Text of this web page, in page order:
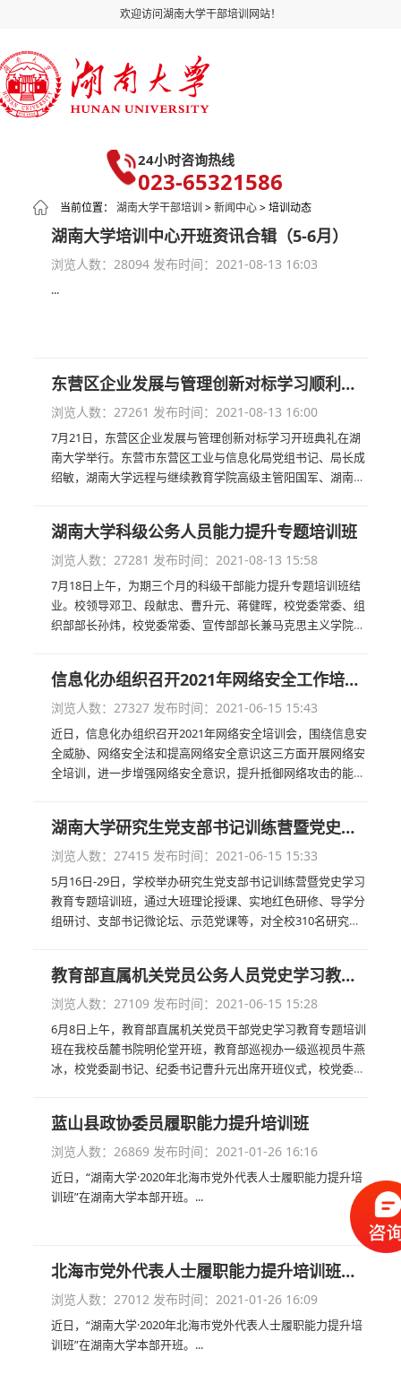
欢迎访问湖南大学干部培训网站！
24小时咨询热线
023-65321586
当前位置： 湖南大学干部培训 >新闻中心> 培训动态
湖南大学培训中心开班资讯合辑（5-6月）
浏览人数：28094 发布时间：2021-08-13 16:03
...
东营区企业发展与管理创新对标学习顺利举行
浏览人数：27261 发布时间：2021-08-13 16:00
7月21日，东营区企业发展与管理创新对标学习开班典礼在湖
南大学举行。东营市东营区工业与信息化局党组书记、局长成
绍敏，湖南大学远程与继续教育学院高级主管阳国军、湖南大
湖南大学科级公务人员能力提升专题培训班
浏览人数：27281 发布时间：2021-08-13 15:58
7月18日上午，为期三个月的科级干部能力提升专题培训班结
业。校领导邓卫、段献忠、曹升元、蒋健晖，校党委常委、组
织部部长孙炜，校党委常委、宣传部部长兼马克思主义学院院
信息化办组织召开2021年网络安全工作培训会
浏览人数：27327 发布时间：2021-06-15 15:43
近日，信息化办组织召开2021年网络安全培训会，围绕信息安
全威胁、网络安全法和提高网络安全意识这三方面开展网络安
全培训，进一步增强网络安全意识，提升抵御网络攻击的能
湖南大学研究生党支部书记训练营暨党史学习教育专题培训班开班
浏览人数：27415 发布时间：2021-06-15 15:33
5月16日-29日，学校举办研究生党支部书记训练营暨党史学习
教育专题培训班，通过大班理论授课、实地红色研修、导学分
组研讨、支部书记微论坛、示范党课等，对全校310名研究生
教育部直属机关党员公务人员党史学习教育专题培训班在我校开班
浏览人数：27109 发布时间：2021-06-15 15:28
6月8日上午，教育部直属机关党员干部党史学习教育专题培训
班在我校岳麓书院明伦堂开班，教育部巡视办一级巡视员牛燕
冰，校党委副书记、纪委书记曹升元出席开班仪式，校党委常
蓝山县政协委员履职能力提升培训班
浏览人数：26869 发布时间：2021-01-26 16:16
近日，“湖南大学·2020年北海市党外代表人士履职能力提升培
训班”在湖南大学本部开班。...
北海市党外代表人士履职能力提升培训班开班
浏览人数：27012 发布时间：2021-01-26 16:09
近日，“湖南大学·2020年北海市党外代表人士履职能力提升培
训班”在湖南大学本部开班。...